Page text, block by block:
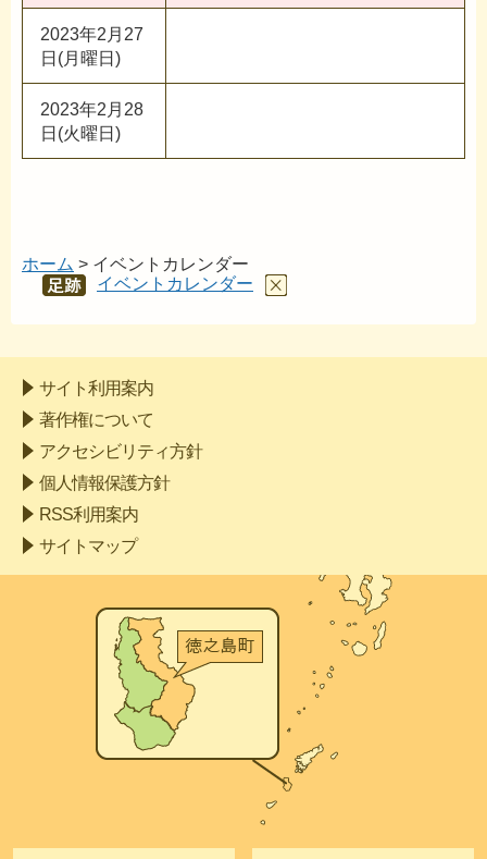
2023年2月27
日(月曜日)
2023年2月28
日(火曜日)
ホーム > イベントカレンダー
あし
イベントカレンダー
サイト利用案内
著作権について
アクセシビリティ方針
個人情報保護方針
RSS利用案内
サイトマップ